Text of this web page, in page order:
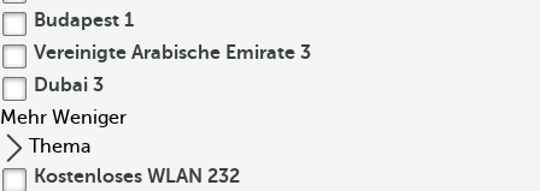
Budapest 1
Vereinigte Arabische Emirate 3
Dubai 3
Mehr Weniger
Thema
Kostenloses WLAN 232